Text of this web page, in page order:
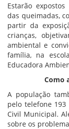
Estarão
das queimadas,
partir da
crianças,
ambiental e
família, na
Educadora
Como
A população
pelo telefone
Civil Municipal.
sobre os